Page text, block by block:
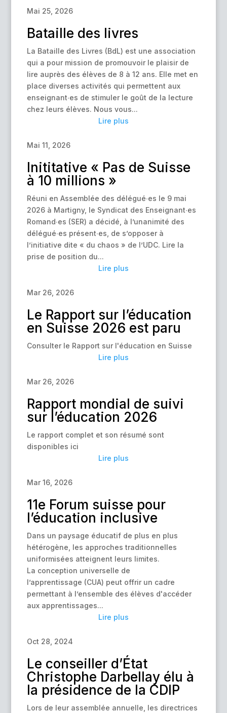
Mai 25, 2026
Bataille des livres
La Bataille des Livres (BdL) est une association
qui a pour mission de promouvoir le plaisir de
lire auprès des élèves de 8 à 12 ans. Elle met en
place diverses activités qui permettent aux
enseignant∙es de stimuler le goût de la lecture
chez leurs élèves. Nous vous...
Lire plus
Mai 11, 2026
Inititative « Pas de Suisse
à 10 millions »
Réuni en Assemblée des délégué∙es le 9 mai
2026 à Martigny, le Syndicat des Enseignant∙es
Romand∙es (SER) a décidé, à l’unanimité des
délégué∙es présent∙es, de s’opposer à
l’initiative dite « du chaos » de l’UDC. Lire la
prise de position du...
Lire plus
Mar 26, 2026
Le Rapport sur l’éducation
en Suisse 2026 est paru
Consulter le Rapport sur l'éducation en Suisse
Lire plus
Mar 26, 2026
Rapport mondial de suivi
sur l’éducation 2026
Le rapport complet et son résumé sont
disponibles ici
Lire plus
Mar 16, 2026
11e Forum suisse pour
l’éducation inclusive
Dans un paysage éducatif de plus en plus
hétérogène, les approches traditionnelles
uniformisées atteignent leurs limites.
La conception universelle de
l’apprentissage (CUA) peut offrir un cadre
permettant à l’ensemble des élèves d'accéder
aux apprentissages...
Lire plus
Oct 28, 2024
Le conseiller d’État
Christophe Darbellay élu à
la présidence de la CDIP
Lors de leur assemblée annuelle, les directrices